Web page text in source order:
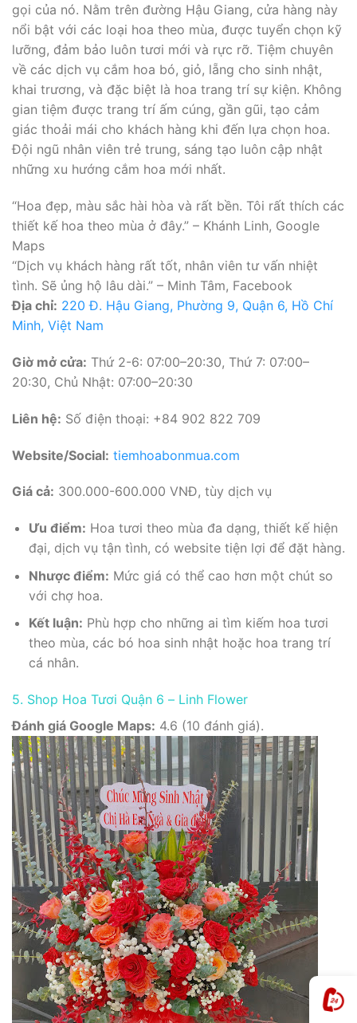
gọi của nó. Nằm trên đường Hậu Giang, cửa hàng này
nổi bật với các loại hoa theo mùa, được tuyển chọn kỹ
lưỡng, đảm bảo luôn tươi mới và rực rỡ. Tiệm chuyên
về các dịch vụ cắm hoa bó, giỏ, lẵng cho sinh nhật,
khai trương, và đặc biệt là hoa trang trí sự kiện. Không
gian tiệm được trang trí ấm cúng, gần gũi, tạo cảm
giác thoải mái cho khách hàng khi đến lựa chọn hoa.
Đội ngũ nhân viên trẻ trung, sáng tạo luôn cập nhật
những xu hướng cắm hoa mới nhất.
“Hoa đẹp, màu sắc hài hòa và rất bền. Tôi rất thích các
thiết kế hoa theo mùa ở đây.” – Khánh Linh, Google
Maps
“Dịch vụ khách hàng rất tốt, nhân viên tư vấn nhiệt
tình. Sẽ ủng hộ lâu dài.” – Minh Tâm, Facebook
Địa chỉ: 220 Đ. Hậu Giang, Phường 9, Quận 6, Hồ Chí
Minh, Việt Nam
Giờ mở cửa: Thứ 2-6: 07:00–20:30, Thứ 7: 07:00–
20:30, Chủ Nhật: 07:00–20:30
Liên hệ: Số điện thoại: +84 902 822 709
Website/Social: tiemhoabonmua.com
Giá cả: 300.000-600.000 VNĐ, tùy dịch vụ
Ưu điểm: Hoa tươi theo mùa đa dạng, thiết kế hiện
đại, dịch vụ tận tình, có website tiện lợi để đặt hàng.
Nhược điểm: Mức giá có thể cao hơn một chút so
với chợ hoa.
Kết luận: Phù hợp cho những ai tìm kiếm hoa tươi
theo mùa, các bó hoa sinh nhật hoặc hoa trang trí
cá nhân.
5. Shop Hoa Tươi Quận 6 – Linh Flower
Đánh giá Google Maps: 4.6 (10 đánh giá).